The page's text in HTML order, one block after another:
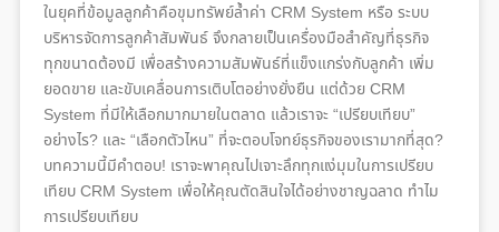
ในยุคที่ข้อมูลลูกค้าคือขุมทรัพย์ล้ำค่า CRM System หรือ ระบบ
บริหารจัดการลูกค้าสัมพันธ์ จึงกลายเป็นเครื่องมือสำคัญที่ธุรกิจ
ทุกขนาดต้องมี เพื่อสร้างความสัมพันธ์ที่แข็งแกร่งกับลูกค้า เพิ่ม
ยอดขาย และขับเคลื่อนการเติบโตอย่างยั่งยืน แต่ด้วย CRM
System ที่มีให้เลือกมากมายในตลาด แล้วเราจะ “เปรียบเทียบ”
อย่างไร? และ “เลือกตัวไหน” ที่จะตอบโจทย์ธุรกิจของเรามากที่สุด?
บทความนี้มีคำตอบ! เราจะพาคุณไปเจาะลึกทุกแง่มุมในการเปรียบ
เทียบ CRM System เพื่อให้คุณตัดสินใจได้อย่างชาญฉลาด ทำไม
การเปรียบเทียบ